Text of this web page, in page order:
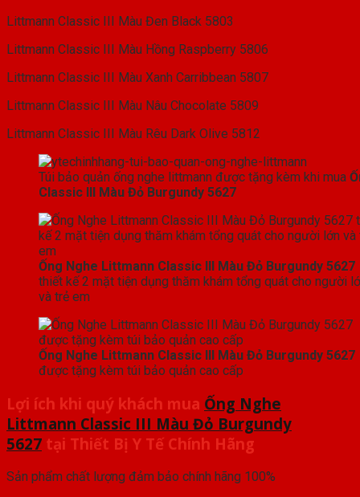
Littmann Classic III Màu Đen Black 5803
Littmann Classic III Màu Hồng Raspberry 5806
Littmann Classic III Màu Xanh Carribbean 5807
Littmann Classic III Màu Nâu Chocolate 5809
Littmann Classic III Màu Rêu Dark Olive 5812
Túi bảo quản ống nghe littmann được tặng kèm khi mua
Classic III Màu Đỏ Burgundy 5627
Ống Nghe Littmann Classic III Màu Đỏ Burgundy 5627
thiết kế 2 mặt tiện dụng thăm khám tổng quát cho người
và trẻ em
Ống Nghe Littmann Classic III Màu Đỏ Burgundy 5627
được tặng kèm túi bảo quản cao cấp
Lợi ích khi quý khách mua Ống Nghe
Littmann Classic III Màu Đỏ Burgundy
5627 tại Thiết Bị Y Tế Chính Hãng
Sản phẩm chất lượng đảm bảo chính hãng 100%